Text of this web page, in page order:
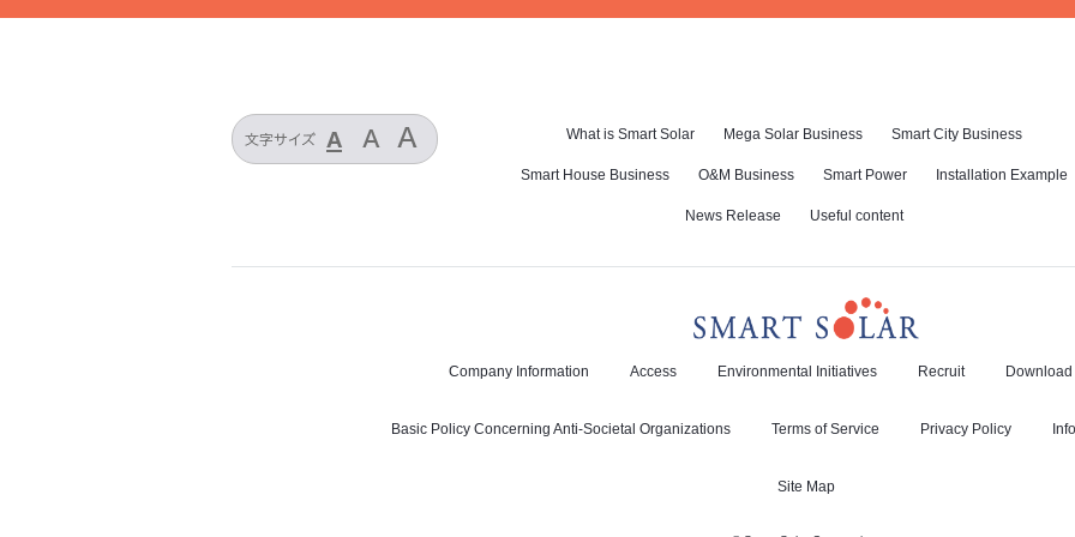
What is Smart Solar Mega Solar Business Smart City Business
Smart House Business O&M Business Smart Power Installation Example
News Release Useful content
Company Information Access Environmental Initiatives Recruit Download
Basic Policy Concerning Anti-Societal Organizations Terms of Service Privacy Policy
Site Map